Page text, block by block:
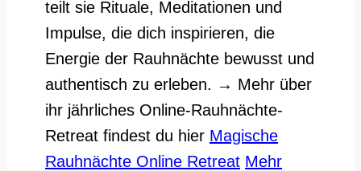
teilt sie Rituale, Meditationen und
Impulse, die dich inspirieren, die
Energie der Rauhnächte bewusst und
authentisch zu erleben. → Mehr über
ihr jährliches Online-Rauhnächte-
Retreat findest du hier Magische
Rauhnächte Online Retreat Mehr